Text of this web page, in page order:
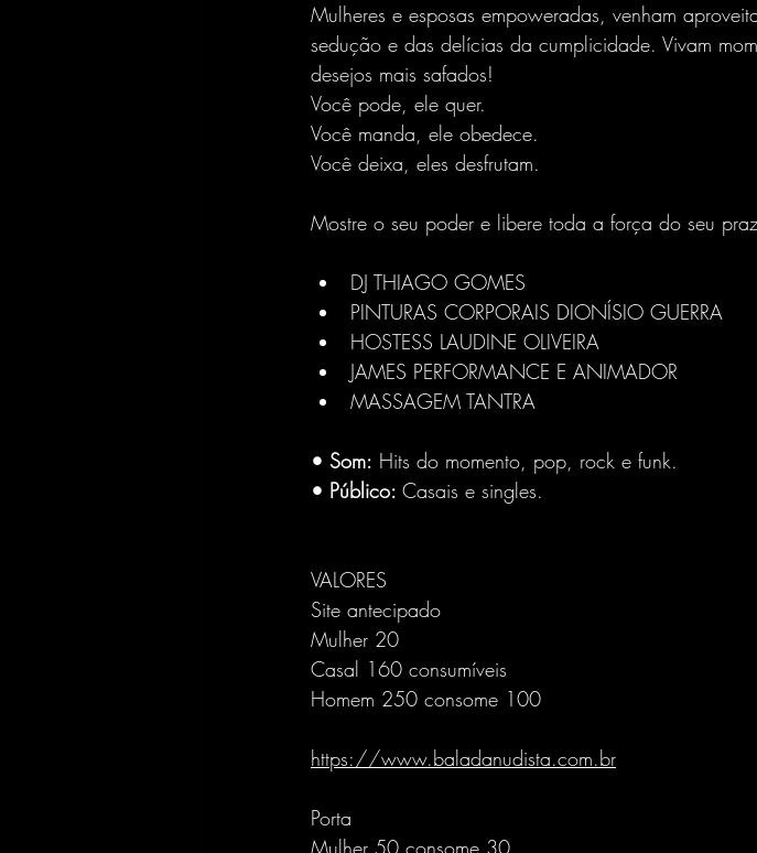
Mulheres e esposas empoweradas, venham
sedução e das delícias da cumplicidade. Vivam
desejos mais safados!
Você pode, ele quer.
Você manda, ele obedece.
Você deixa, eles desfrutam.
Mostre o seu poder e libere toda a força do seu
DJ THIAGO GOMES
PINTURAS CORPORAIS DIONÍSIO GUERRA
HOSTESS LAUDINE OLIVEIRA
JAMES PERFORMANCE E ANIMADOR
MASSAGEM TANTRA
•⁠ ⁠Som: Hits do momento, pop, rock e funk.
•⁠ ⁠Público: Casais e singles.
VALORES
Site antecipado
Mulher 20
Casal 160 consumíveis
Homem 250 consome 100
https://www.baladanudista.com.br
Porta
Mulher 50 consome 30